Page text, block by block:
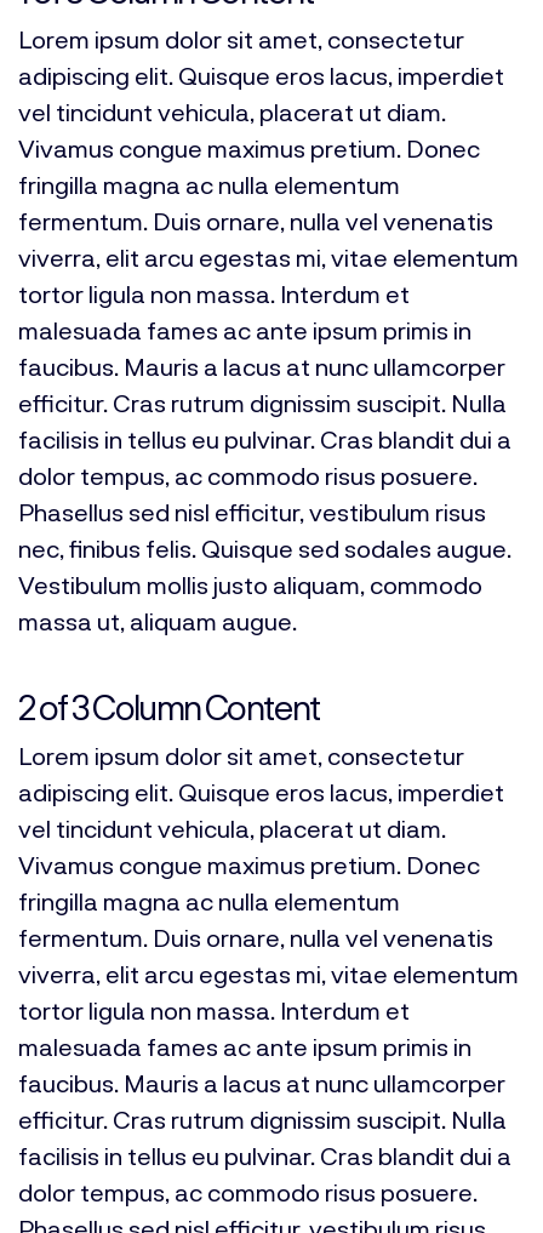
Lorem ipsum dolor sit amet, consectetur
adipiscing elit. Quisque eros lacus, imperdiet
vel tincidunt vehicula, placerat ut diam.
Vivamus congue maximus pretium. Donec
fringilla magna ac nulla elementum
fermentum. Duis ornare, nulla vel venenatis
viverra, elit arcu egestas mi, vitae elementum
tortor ligula non massa. Interdum et
malesuada fames ac ante ipsum primis in
faucibus. Mauris a lacus at nunc ullamcorper
efficitur. Cras rutrum dignissim suscipit. Nulla
facilisis in tellus eu pulvinar. Cras blandit dui a
dolor tempus, ac commodo risus posuere.
Phasellus sed nisl efficitur, vestibulum risus
nec, finibus felis. Quisque sed sodales augue.
Vestibulum mollis justo aliquam, commodo
massa ut, aliquam augue.
2 of 3 Column Content
Lorem ipsum dolor sit amet, consectetur
adipiscing elit. Quisque eros lacus, imperdiet
vel tincidunt vehicula, placerat ut diam.
Vivamus congue maximus pretium. Donec
fringilla magna ac nulla elementum
fermentum. Duis ornare, nulla vel venenatis
viverra, elit arcu egestas mi, vitae elementum
tortor ligula non massa. Interdum et
malesuada fames ac ante ipsum primis in
faucibus. Mauris a lacus at nunc ullamcorper
efficitur. Cras rutrum dignissim suscipit. Nulla
facilisis in tellus eu pulvinar. Cras blandit dui a
dolor tempus, ac commodo risus posuere.